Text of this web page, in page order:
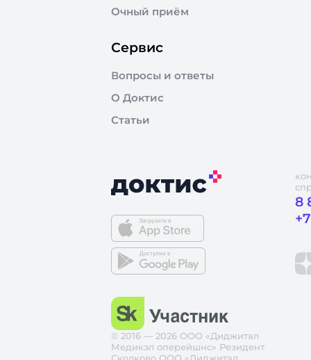
Очный приём
Сервис
Вопросы и ответы
О Доктис
Статьи
8
© 2016 — 2026 ООО «Диджитал
Медикэл оперейшнс» Резидент